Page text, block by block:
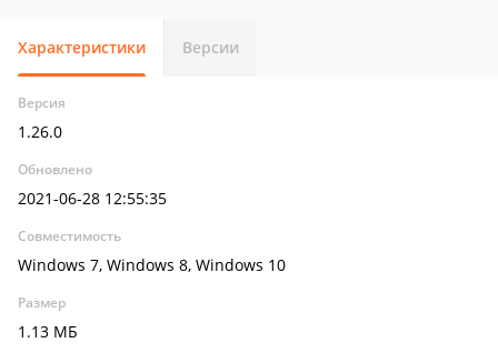
Характеристики Версии
Версия
1.26.0
Обновлено
2021-06-28 12:55:35
Совместимость
Windows 7, Windows 8, Windows 10
Размер
1.13 МБ